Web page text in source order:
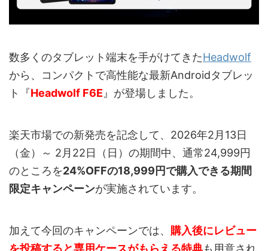
数多くのタブレット端末を手がけてきたHeadwolf
から、コンパクトで高性能な最新Androidタブレッ
ト『Headwolf F6E』が登場しました。
楽天市場での新発売を記念して、2026年2月13日
（金）～ 2月22日（日）の期間中、通常24,999円
のところを24%OFFの18,999円で購入できる期間
限定キャンペーンが実施されています。
加えて今回のキャンペーンでは、 購入後にレビュー
を投稿すると専用ケースがもらえる特典も用意され